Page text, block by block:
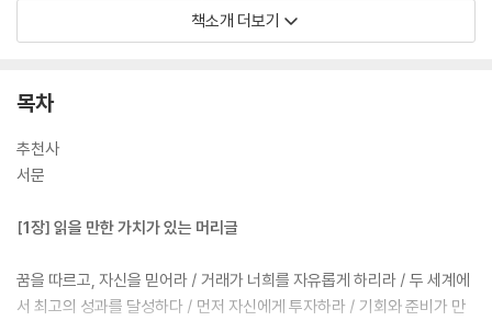
이 과정에서 잘못 들어갔다면 확실한 손절점을 정해서 손실을 보더라도 빠
져나와야 결과적으로 수익을 볼 수 있다는 것이다. 초고수익은 운으로 만
플, 구글, 스타벅스를 찾길 바란다.
책소개 더보기
목차
추천사
서문
[1장] 읽을 만한 가치가 있는 머리글
꿈을 따르고, 자신을 믿어라 / 거래가 너희를 자유롭게 하리라 / 두 세계에
서 최고의 성과를 달성하다 / 먼저 자신에게 투자하라 / 기회와 준비가 만